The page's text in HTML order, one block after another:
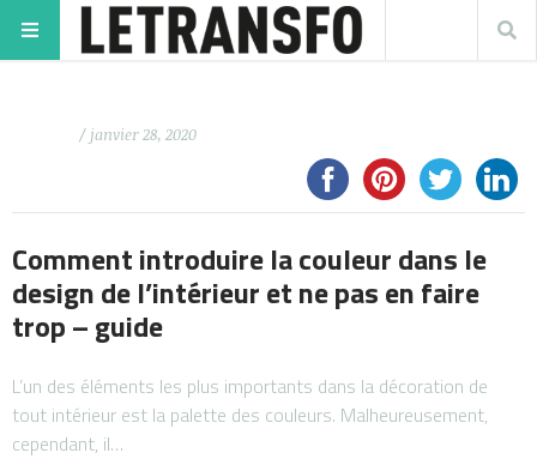
/ janvier 28, 2020
Comment introduire la couleur dans le
design de l’intérieur et ne pas en faire
trop – guide
L’un des éléments les plus importants dans la décoration de
tout intérieur est la palette des couleurs. Malheureusement,
cependant, il…